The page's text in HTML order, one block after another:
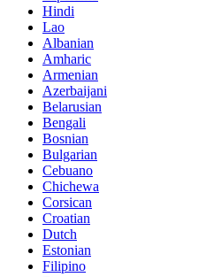
Hindi
Lao
Albanian
Amharic
Armenian
Azerbaijani
Belarusian
Bengali
Bosnian
Bulgarian
Cebuano
Chichewa
Corsican
Croatian
Dutch
Estonian
Filipino